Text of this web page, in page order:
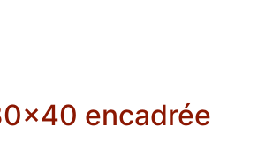
encadrée